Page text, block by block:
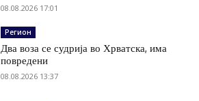
08.08.2026 17:01
Регион
Два воза се судрија во Хрватска, има
повредени
08.08.2026 13:37